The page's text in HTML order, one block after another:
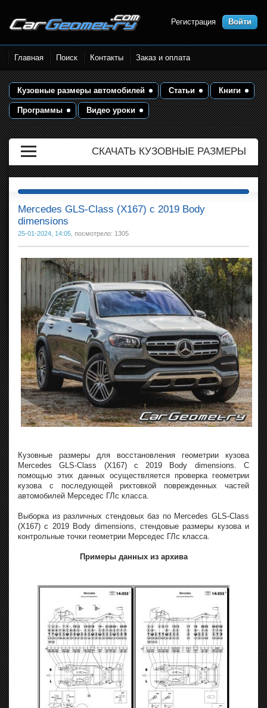
Размеры кузова автомобилей.
Контрольные точки и кузовные
размеры. Геометрия кузова
Регистрация Войти
Главная Поиск Контакты Заказ и оплата
Кузовные размеры автомобилей Статьи Книги
Программы Видео уроки
СКАЧАТЬ КУЗОВНЫЕ РАЗМЕРЫ
Mercedes GLS-Class (X167) с 2019 Body
dimensions
25-01-2024, 14:05 , посмотрело: 1305
Кузовные размеры для восстановления геометрии кузова
Mercedes GLS-Class (X167) с 2019 Body dimensions. С
помощью этих данных осуществляется проверка геометрии
кузова с последующей рихтовкой поврежденных частей
автомобилей Мерседес ГЛc класса.
Выборка из различных стендовых баз по Mercedes GLS-Class
(X167) с 2019 Body dimensions, стендовые размеры кузова и
контрольные точки геометрии Мерседес ГЛc класса.
Примеры данных из архива